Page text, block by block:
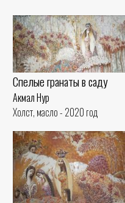
Спелые гранаты в саду
Акмал Нур
Холст, масло - 2020 год